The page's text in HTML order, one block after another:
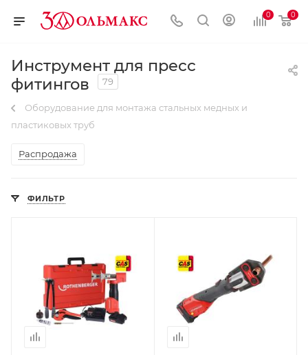
0 0
Инструмент для пресс
фитингов
79
Оборудование для монтажа стальных медных и
пластиковых труб
Распродажа
ФИЛЬТР